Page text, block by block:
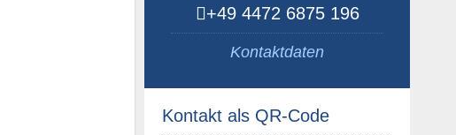
+49 4472 6875 196
Kontaktdaten
Kontakt als QR-Code